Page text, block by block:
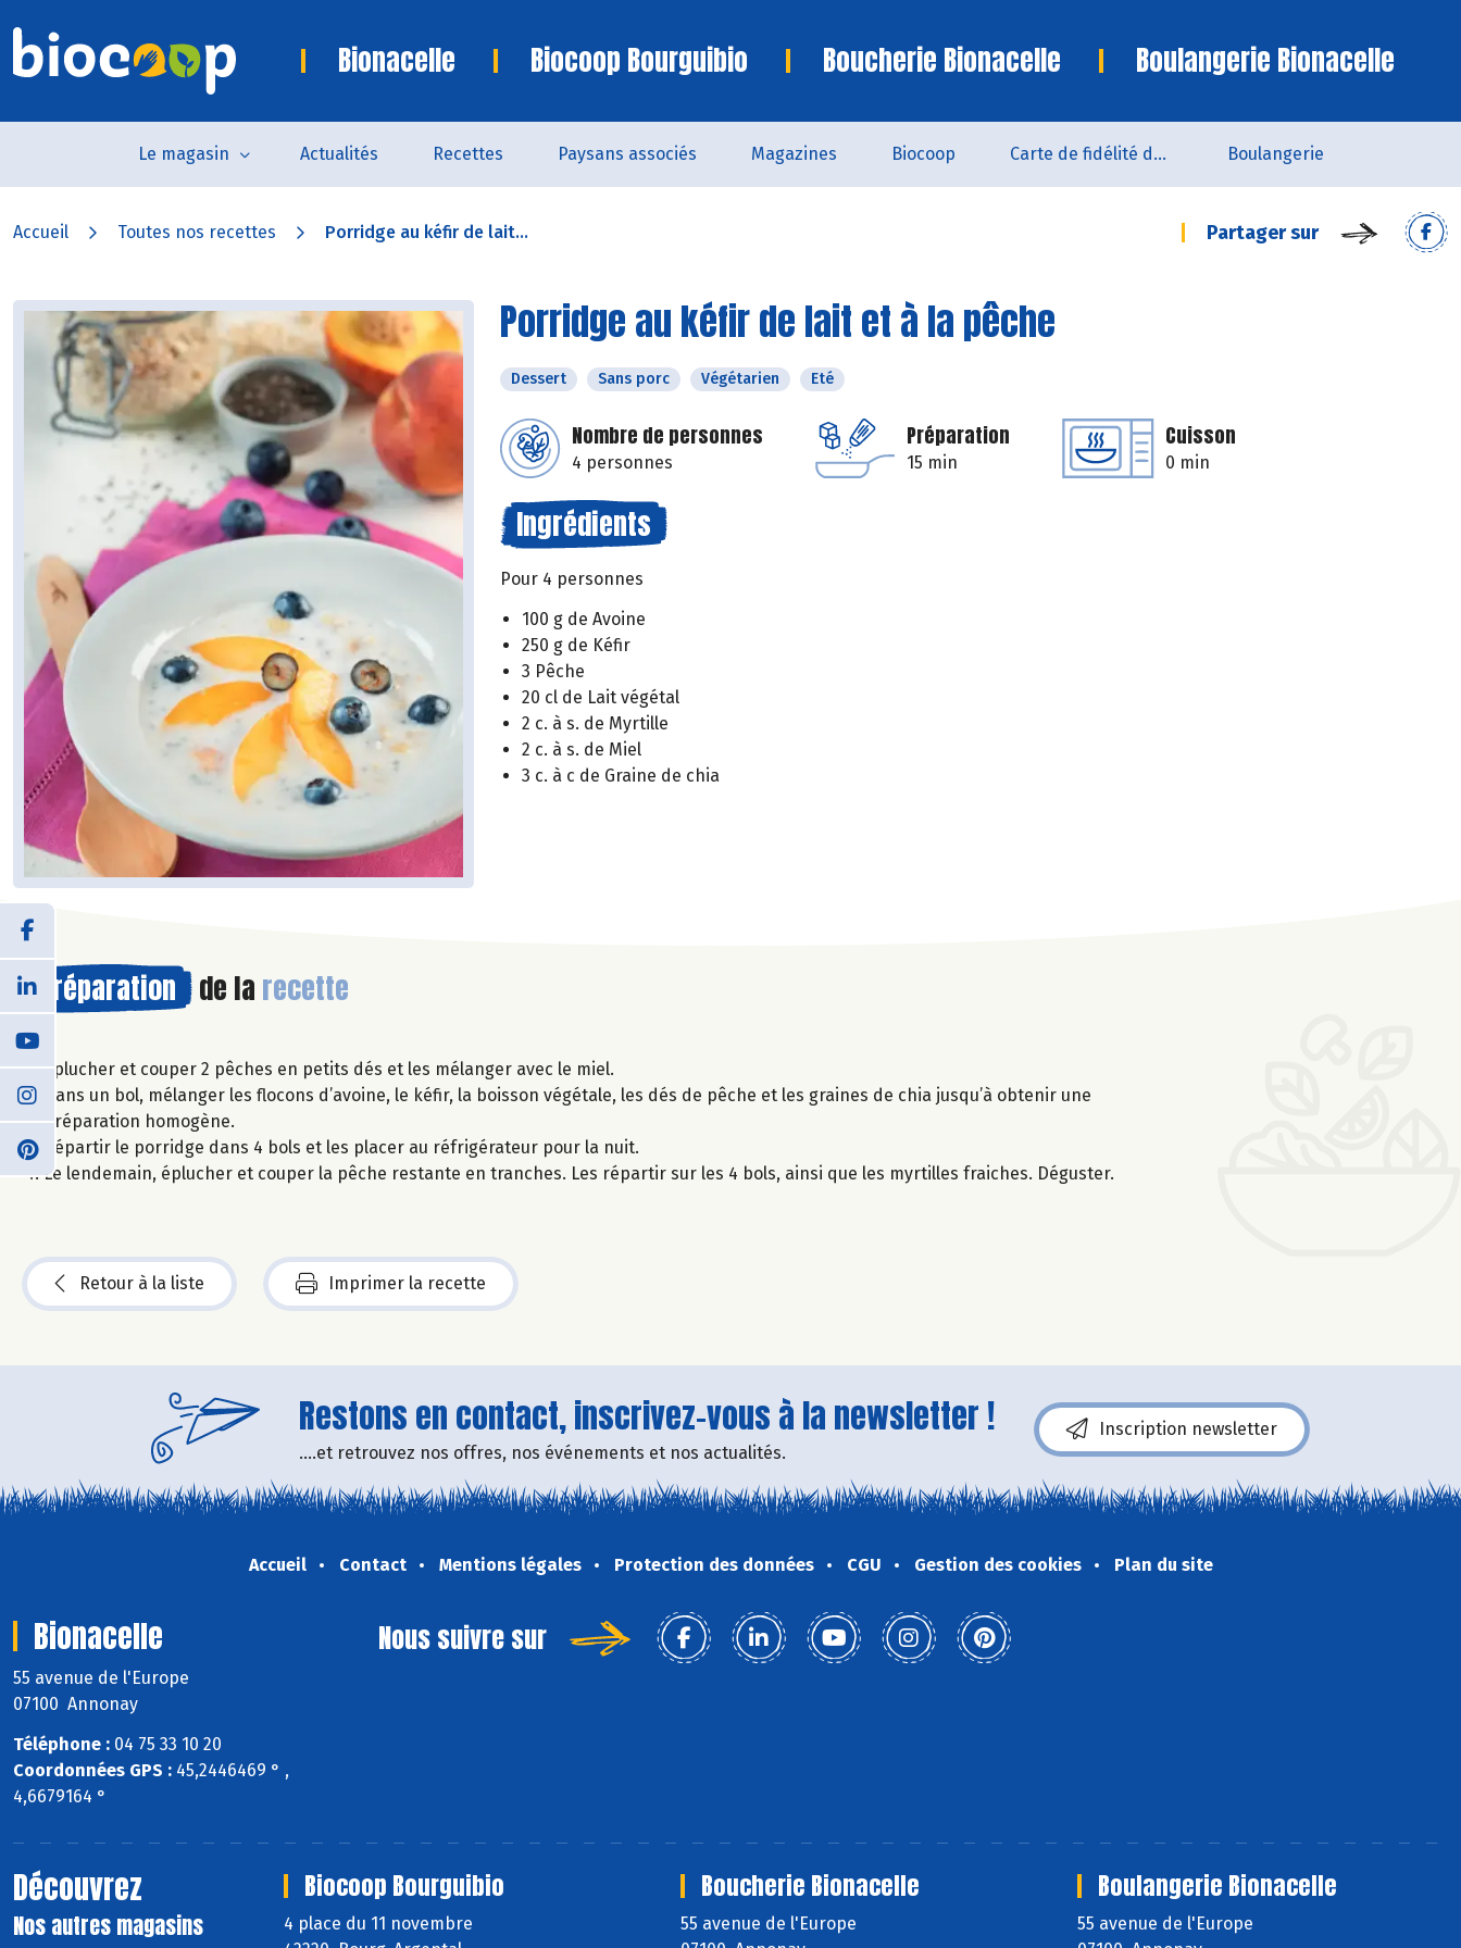
Bionacelle Biocoop Bourguibio Boucherie Bionacelle Boulangerie Bionacelle
Le magasin Actualités Recettes Paysans associés Magazines Biocoop Carte de fidélité du magasin Boulangerie
Accueil Toutes nos recettes Porridge au kéfir de lait... Partager sur
Porridge au kéfir de lait et à la pêche
Dessert Sans porc Végétarien Eté
Nombre de personnes
4 personnes
Préparation
15 min
Cuisson
0 min
Ingrédients
Pour 4 personnes
100 g de Avoine
250 g de Kéfir
3 Pêche
20 cl de Lait végétal
2 c. à s. de Myrtille
2 c. à s. de Miel
3 c. à c de Graine de chia
Préparation de la recette
Eplucher et couper 2 pêches en petits dés et les mélanger avec le miel.
Dans un bol, mélanger les flocons d’avoine, le kéfir, la boisson végétale, les dés de pêche et les graines de chia jusqu’à obtenir une
préparation homogène.
Répartir le porridge dans 4 bols et les placer au réfrigérateur pour la nuit.
Le lendemain, éplucher et couper la pêche restante en tranches. Les répartir sur les 4 bols, ainsi que les myrtilles fraiches. Déguster.
Retour à la liste Imprimer la recette
Restons en contact, inscrivez-vous à la newsletter !
....et retrouvez nos offres, nos événements et nos actualités.
Inscription newsletter
Accueil Contact Mentions légales Protection des données CGU Gestion des cookies Plan du site
Bionacelle
55 avenue de l'Europe
07100 Annonay
Téléphone : 04 75 33 10 20
Coordonnées GPS : 45,2446469 ° ,
4,6679164 °
Nous suivre sur
Découvrez
Nos autres magasins
Biocoop Bourguibio
4 place du 11 novembre
Boucherie Bionacelle
55 avenue de l'Europe
Boulangerie Bionacelle
55 avenue de l'Europe